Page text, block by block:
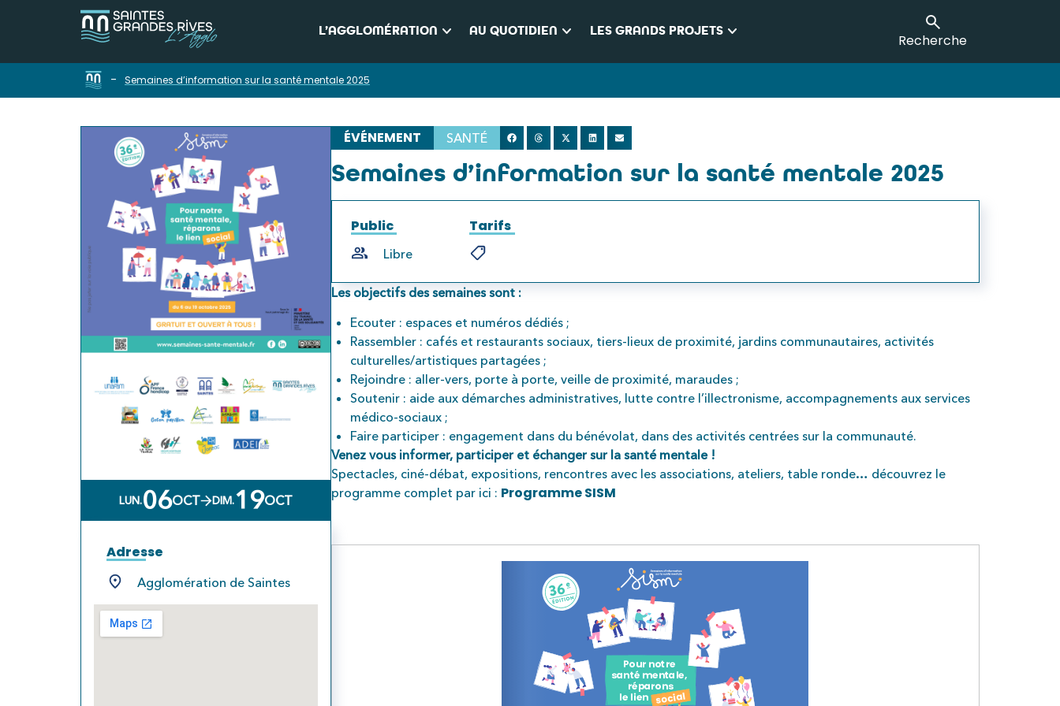
L’AGGLOMÉRATION keyboard_arrow_down AU QUOTIDIEN keyboard_arrow_down LES GRANDS PROJETSkeyboard_arrow_down Recherche
- Semaines d’information sur la santé mentale 2025
ÉVÉNEMENT SANTÉ
Semaines d’information sur la santé mentale 2025
Public
Libre
Tarifs
Les objectifs des semaines sont :
Ecouter : espaces et numéros dédiés ;
Rassembler : cafés et restaurants sociaux, tiers-lieux de proximité, jardins communautaires, activités
culturelles/artistiques partagées ;
Rejoindre : aller-vers, porte à porte, veille de proximité, maraudes ;
Soutenir : aide aux démarches administratives, lutte contre l’illectronisme, accompagnements aux services
médico-sociaux ;
Faire participer : engagement dans du bénévolat, dans des activités centrées sur la communauté.
Venez vous informer, participer et échanger sur la santé mentale !
Spectacles, ciné-débat, expositions, rencontres avec les associations, ateliers, table ronde… découvrez le
programme complet par ici : Programme SISM
LUN.06OCT DIM.19OCT
Adresse
Agglomération de Saintes